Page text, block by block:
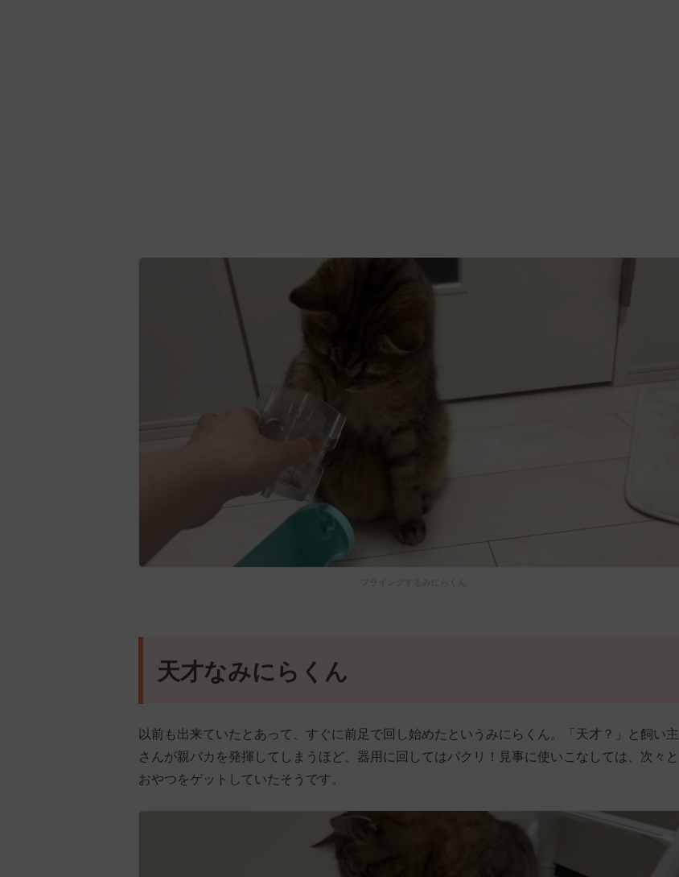
フライングするみにらくん
天才なみにらくん
以前も出来ていたとあって、すぐに前足で回し始めたというみにらくん。「天才？」と飼い主
さんが親バカを発揮してしまうほど、器用に回してはパクリ！見事に使いこなしては、次々と
おやつをゲットしていたそうです。